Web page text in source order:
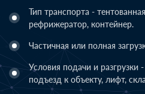
Тип транспорта -
рефрижератор, контейнер.
Частичная или полная
Условия подачи и разгрузки
подъезд к объекту, лифт,